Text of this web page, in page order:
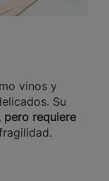
vinos y
Su
requiere